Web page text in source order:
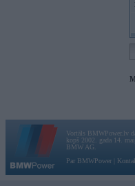
Vortāls BMWPower.lv
kopš 2002. gada 14.
BMW AG.
Par BMWPower